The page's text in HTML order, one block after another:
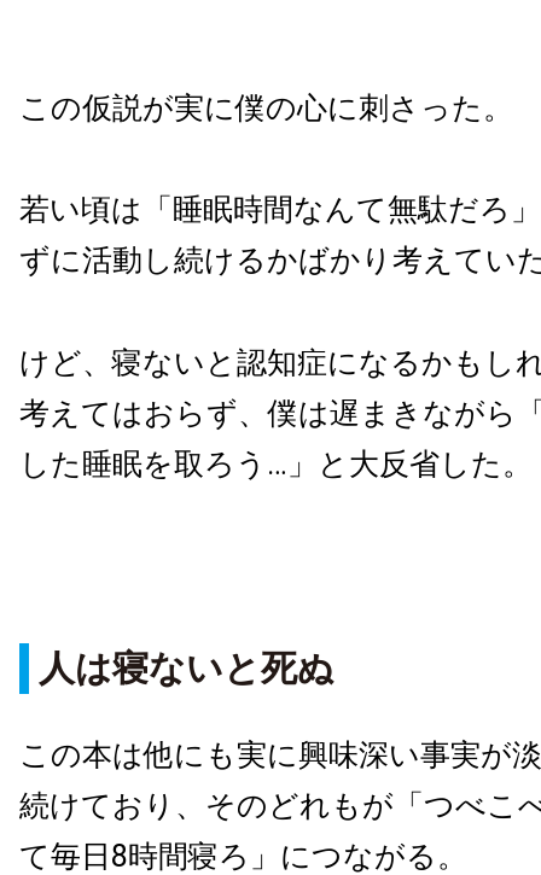
この仮説が実に僕の心に刺さった。
若い頃は「睡眠時間なんて無駄だろ
ずに活動し続けるかばかり考えてい
けど、寝ないと認知症になるかもし
考えてはおらず、僕は遅まきながら
した睡眠を取ろう…」と大反省した。
人は寝ないと死ぬ
この本は他にも実に興味深い事実が
続けており、そのどれもが「つべこ
て毎日8時間寝ろ」につながる。